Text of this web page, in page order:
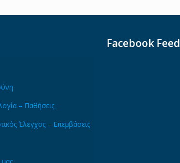
– Παθήσεις
Έλεγχος – Επεμβάσεις
Facebook Feed